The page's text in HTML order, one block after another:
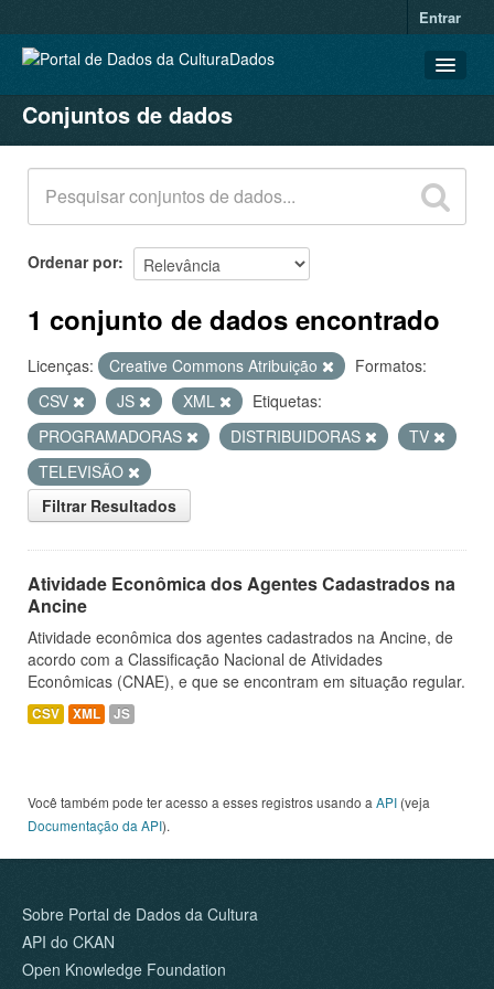
Entrar
CONJUNTOS DE DADOS
ORGANIZAÇÕES
GRUPOS
SOBRE
Conjuntos de dados
Ordenar por
1 conjunto de dados encontrado
Licenças: Creative Commons Atribuição
Formatos:
CSV
JS XML
Etiquetas:
PROGRAMADORAS
DISTRIBUIDORAS
TV
TELEVISÃO
Filtrar Resultados
Atividade Econômica dos Agentes Cadastrados na
Ancine
Atividade econômica dos agentes cadastrados na Ancine, de
acordo com a Classificação Nacional de Atividades
Econômicas (CNAE), e que se encontram em situação regular.
CSV XML JS
Você também pode ter acesso a esses registros usando a API (veja
Documentação da API).
Sobre Portal de Dados da Cultura
API do CKAN
Open Knowledge Foundation